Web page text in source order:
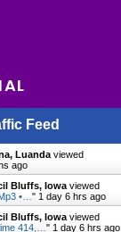
Feed
Luanda viewed
ago
Bluffs, Iowa viewed
•…" 1 day 6 hrs ago
Bluffs, Iowa viewed
414,…" 1 day 6 hrs ago